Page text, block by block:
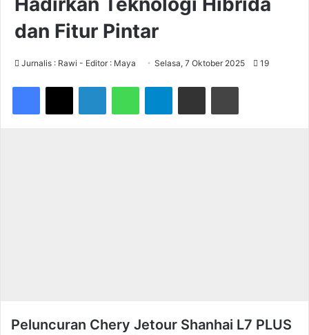
dan Fitur Pintar
Jurnalis : Rawi - Editor : Maya Selasa, 7 Oktober 2025 19
Telegram
Peluncuran Chery Jetour Shanhai L7 PLUS